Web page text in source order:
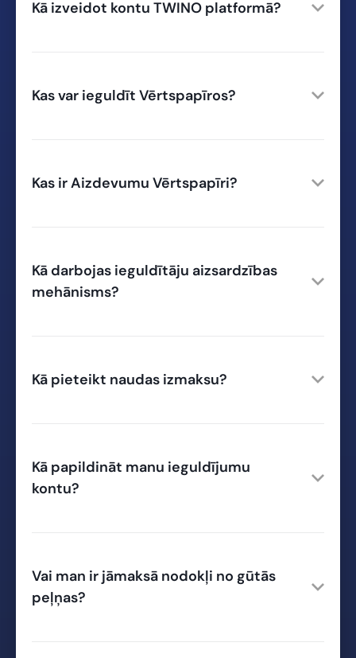
Kā izveidot kontu TWINO platformā?
Kas var ieguldīt Vērtspapīros?
Kas ir Aizdevumu Vērtspapīri?
Kā darbojas ieguldītāju aizsardzības
mehānisms?
Kā pieteikt naudas izmaksu?
Kā papildināt manu ieguldījumu
kontu?
Vai man ir jāmaksā nodokļi no gūtās
peļņas?